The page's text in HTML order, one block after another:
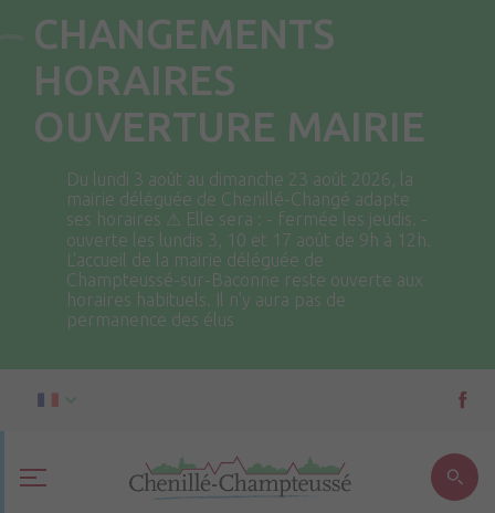
CHANGEMENTS
HORAIRES
OUVERTURE MAIRIE
Du lundi 3 août au dimanche 23 août 2026, la
mairie déléguée de Chenillé-Changé adapte
ses horaires ⚠ Elle sera : - fermée les jeudis. -
ouverte les lundis 3, 10 et 17 août de 9h à 12h.
L'accueil de la mairie déléguée de
Champteussé-sur-Baconne reste ouverte aux
horaires habituels. Il n'y aura pas de
permanence des élus